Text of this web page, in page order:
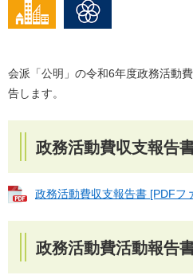
会派「公明」の令和6年度政務活動
告します。
政務活動費収支報告
政務活動費収支報告書 [PDFフ
政務活動費活動報告